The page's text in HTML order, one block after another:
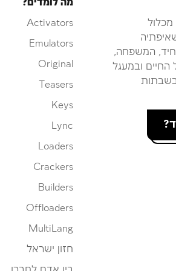
מה לומדים?
Activators
Emulators
Original
Teasers
Keys
Lync
Loaders
Crackers
Builders
Offloaders
MultiLang
חזון ישראל
מכלול
המשפחה,
ובמעגל